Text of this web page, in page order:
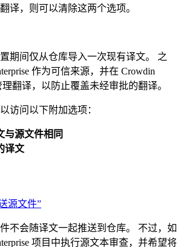
译，则可以清除这两个选项。
期间仅从仓库导入一次现有译文。 之
作为可信来源，并在 Crowdin
理翻译，以防止覆盖未经审批的翻译。
以访问以下附加选项：
与源文件相同
译文
源文件”
不会随译文一起推送到仓库。 不过，如
项目中执行源文本审查，并希望将